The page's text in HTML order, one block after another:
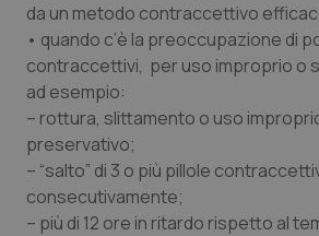
Salute orale & impianti
Sangue & coagulazione
Tiroide
Tumore al seno
da un metodo contraccettivo
• quando c’è la preoccupazione di
contraccettivi, per uso improprio o
ad esempio:
– rottura, slittamento o uso
preservativo;
– “salto” di 3 o più pillole
consecutivamente;
– più di 12 ore in ritardo rispetto al